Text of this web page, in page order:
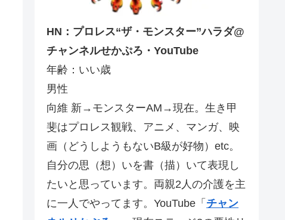
HN：プロレス“ザ・モンスター”ハラダ@
チャンネルせかぷろ・YouTube
年齢：いい歳
男性
向維 新→モンスターAM→現在。生き甲
斐はプロレス観戦、アニメ、マンガ、映
画（どうしようもないB級が好物）etc。
自分の思（想）いを書（描）いて表現し
たいと思っています。両親2人の介護を主
に一人でやってます。YouTube「 チャン